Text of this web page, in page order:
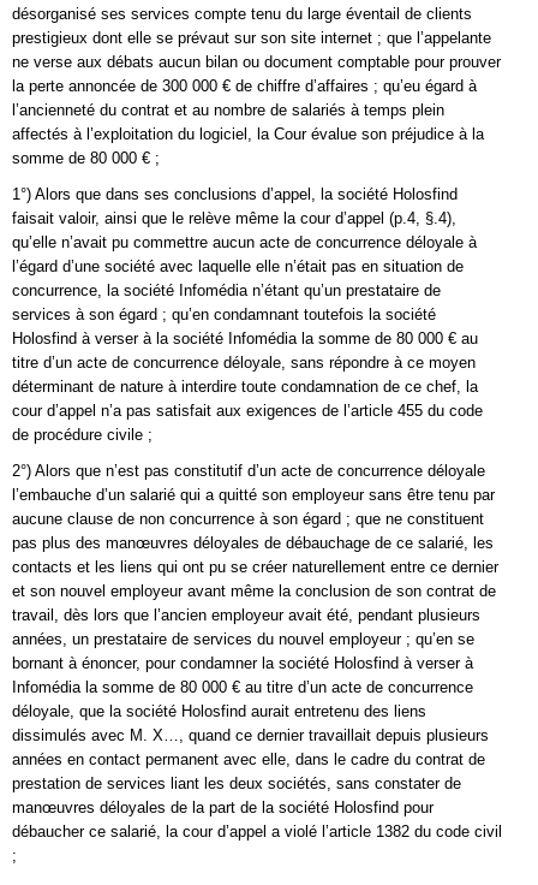
désorganisé ses services compte tenu du large éventail de clients
prestigieux dont elle se prévaut sur son site internet ; que l’appelante
ne verse aux débats aucun bilan ou document comptable pour prouver
la perte annoncée de 300 000 € de chiffre d’affaires ; qu’eu égard à
l’ancienneté du contrat et au nombre de salariés à temps plein
affectés à l’exploitation du logiciel, la Cour évalue son préjudice à la
somme de 80 000 € ;
1°) Alors que dans ses conclusions d’appel, la société Holosfind
faisait valoir, ainsi que le relève même la cour d’appel (p.4, §.4),
qu’elle n’avait pu commettre aucun acte de concurrence déloyale à
l’égard d’une société avec laquelle elle n’était pas en situation de
concurrence, la société Infomédia n’étant qu’un prestataire de
services à son égard ; qu’en condamnant toutefois la société
Holosfind à verser à la société Infomédia la somme de 80 000 € au
titre d’un acte de concurrence déloyale, sans répondre à ce moyen
déterminant de nature à interdire toute condamnation de ce chef, la
cour d’appel n’a pas satisfait aux exigences de l’article 455 du code
de procédure civile ;
2°) Alors que n’est pas constitutif d’un acte de concurrence déloyale
l’embauche d’un salarié qui a quitté son employeur sans être tenu par
aucune clause de non concurrence à son égard ; que ne constituent
pas plus des manœuvres déloyales de débauchage de ce salarié, les
contacts et les liens qui ont pu se créer naturellement entre ce dernier
et son nouvel employeur avant même la conclusion de son contrat de
travail, dès lors que l’ancien employeur avait été, pendant plusieurs
années, un prestataire de services du nouvel employeur ; qu’en se
bornant à énoncer, pour condamner la société Holosfind à verser à
Infomédia la somme de 80 000 € au titre d’un acte de concurrence
déloyale, que la société Holosfind aurait entretenu des liens
dissimulés avec M. X…, quand ce dernier travaillait depuis plusieurs
années en contact permanent avec elle, dans le cadre du contrat de
prestation de services liant les deux sociétés, sans constater de
manœuvres déloyales de la part de la société Holosfind pour
débaucher ce salarié, la cour d’appel a violé l’article 1382 du code civil
;